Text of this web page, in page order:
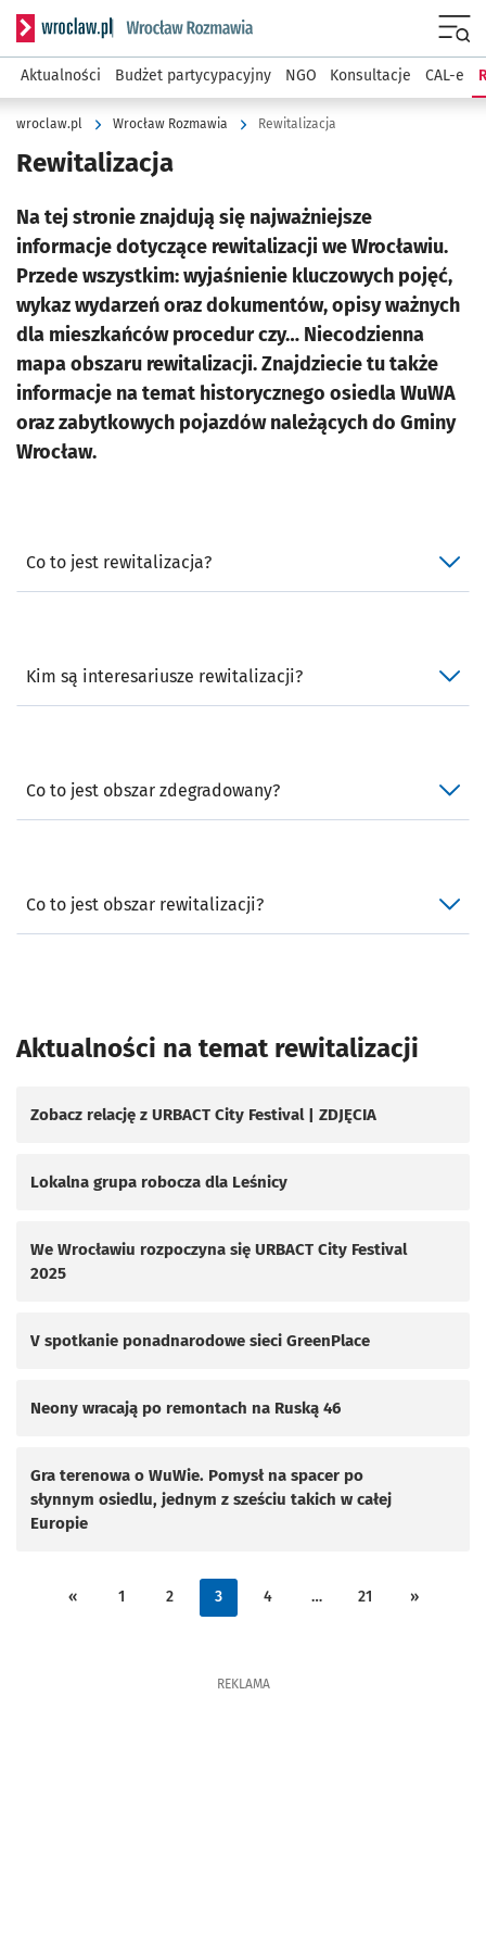
Serwis informacyjny wroclaw.pl podserwis: Rozmawia
Aktualności Budżet partycypacyjny NGO Konsultacje CAL-e
wroclaw.pl Wrocław Rozmawia Rewitalizacja
Rewitalizacja
Na tej stronie znajdują się najważniejsze
informacje dotyczące rewitalizacji we Wrocławiu.
Przede wszystkim: wyjaśnienie kluczowych pojęć,
wykaz wydarzeń oraz dokumentów, opisy ważnych
dla mieszkańców procedur czy… Niecodzienna
mapa obszaru rewitalizacji. Znajdziecie tu także
informacje na temat historycznego osiedla WuWA
oraz zabytkowych pojazdów należących do Gminy
Wrocław.
Co to jest rewitalizacja?
Kim są interesariusze rewitalizacji?
Co to jest obszar zdegradowany?
Co to jest obszar rewitalizacji?
Aktualności na temat rewitalizacji
Zobacz relację z URBACT City Festival | ZDJĘCIA
Lokalna grupa robocza dla Leśnicy
We Wrocławiu rozpoczyna się URBACT City Festival
2025
V spotkanie ponadnarodowe sieci GreenPlace
Neony wracają po remontach na Ruską 46
Gra terenowa o WuWie. Pomysł na spacer po
słynnym osiedlu, jednym z sześciu takich w całej
Europie
« 1 2 3 4 … 21 »
REKLAMA